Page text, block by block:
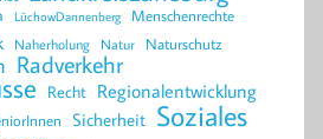
LüchowDannenberg Menschenrechte
Naherholung Natur Naturschutz
Radverkehr
Recht Regionalentwicklung
Sicherheit Soziales